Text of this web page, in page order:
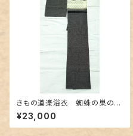
きもの道楽浴衣 蜘蛛の巣の刺
繍紋 Sサイズ
¥23,000